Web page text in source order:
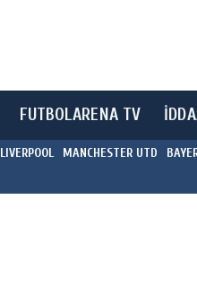
FUTBOLARENA TV
LIVERPOOL MANCHESTER UTD